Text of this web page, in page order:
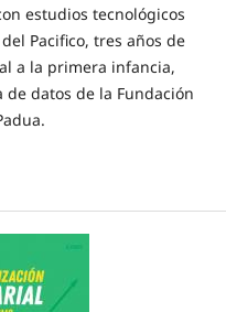
estudios tecnológicos
Pacifico, tres años de
a la primera infancia,
datos de la Fundación